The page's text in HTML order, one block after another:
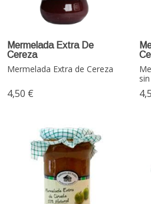
Mermelada Extra De
Cereza
Mermelada Extra de Cereza
4,50 €